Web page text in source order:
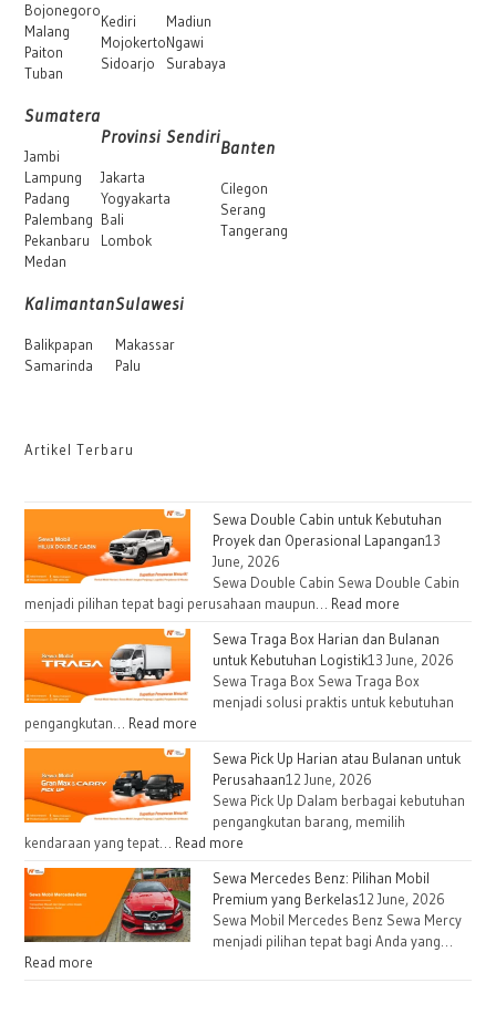
Bojonegoro
Malang
Paiton
Tuban
Kediri
Mojokerto
Sidoarjo
Madiun
Ngawi
Surabaya
Sumatera
Jambi
Lampung
Padang
Palembang
Pekanbaru
Medan
Provinsi Sendiri
Jakarta
Yogyakarta
Bali
Lombok
Banten
Cilegon
Serang
Tangerang
Kalimantan
Balikpapan
Samarinda
Sulawesi
Makassar
Palu
Artikel Terbaru
Sewa Double Cabin untuk Kebutuhan
Proyek dan Operasional Lapangan13
June, 2026
Sewa Double Cabin Sewa Double Cabin
menjadi pilihan tepat bagi perusahaan maupun… Read more
Sewa Traga Box Harian dan Bulanan
untuk Kebutuhan Logistik13 June, 2026
Sewa Traga Box Sewa Traga Box
menjadi solusi praktis untuk kebutuhan
pengangkutan… Read more
Sewa Pick Up Harian atau Bulanan untuk
Perusahaan12 June, 2026
Sewa Pick Up Dalam berbagai kebutuhan
pengangkutan barang, memilih
kendaraan yang tepat… Read more
Sewa Mercedes Benz: Pilihan Mobil
Premium yang Berkelas12 June, 2026
Sewa Mobil Mercedes Benz Sewa Mercy
menjadi pilihan tepat bagi Anda yang…
Read more